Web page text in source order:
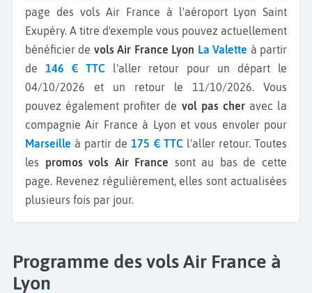
page des vols Air France à l'aéroport Lyon Saint
Exupéry. A titre d'exemple vous pouvez actuellement
bénéficier de vols Air France Lyon La Valette à partir
de 146 € TTC
l'aller retour pour un départ le
04/10/2026 et un retour le 11/10/2026. Vous
pouvez également profiter de vol pas cheravec la
compagnie Air France à Lyon et vous envoler pour
Marseille à partir de175 € TTCl'aller retour.Toutes
les promos vols Air France sont au bas de cette
page. Revenez régulièrement, elles sont actualisées
plusieurs fois par jour.
Programme des vols Air France à
Lyon